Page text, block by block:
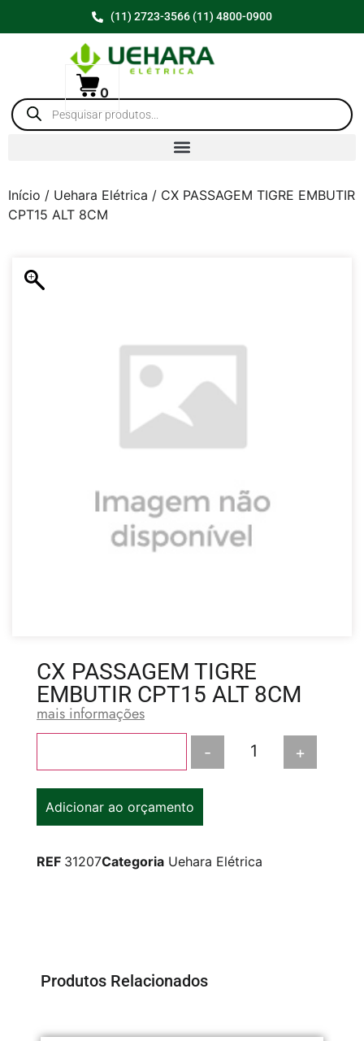
(11) 2723-3566 (11) 4800-0900
0
Início / Uehara Elétrica / CX PASSAGEM TIGRE EMBUTIR
CPT15 ALT 8CM
CX PASSAGEM TIGRE
EMBUTIR CPT15 ALT 8CM
mais informações
- +
Adicionar ao orçamento
REF 31207Categoria Uehara Elétrica
Produtos Relacionados